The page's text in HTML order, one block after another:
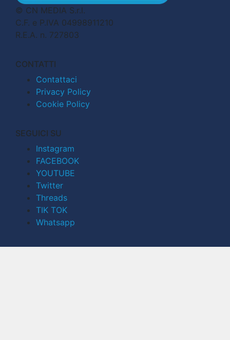
© CN MEDIA S.r.l.
C.F. e P.IVA 04998911210
R.E.A. n. 727803
CONTATTI
Contattaci
Privacy Policy
Cookie Policy
SEGUICI SU
Instagram
FACEBOOK
YOUTUBE
Twitter
Threads
TIK TOK
Whatsapp